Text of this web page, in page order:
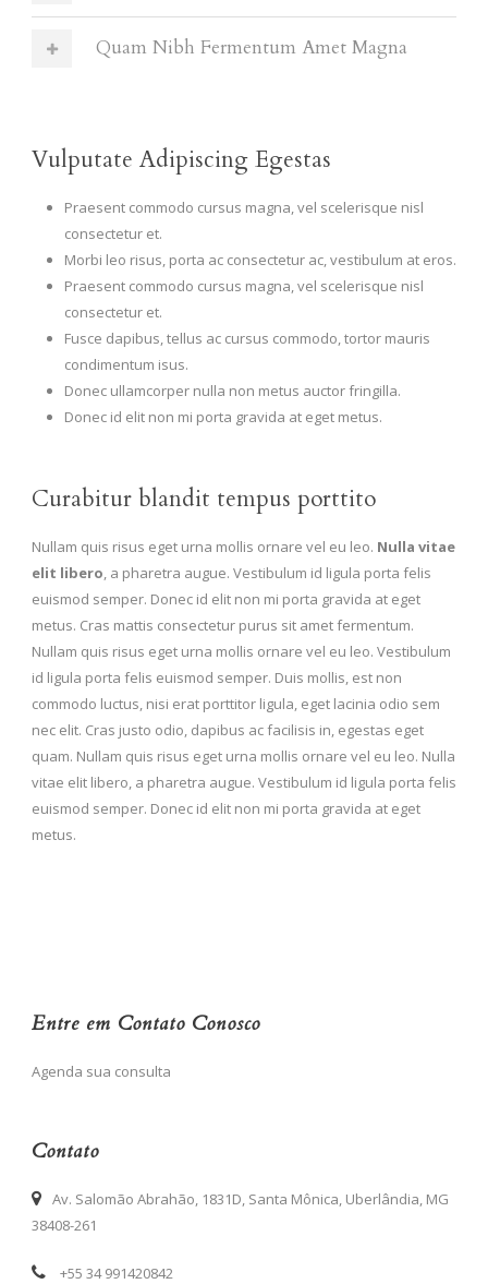
Quam Nibh Fermentum Amet Magna
Vulputate Adipiscing Egestas
Praesent commodo cursus magna, vel scelerisque nisl
consectetur et.
Morbi leo risus, porta ac consectetur ac, vestibulum at eros.
Praesent commodo cursus magna, vel scelerisque nisl
consectetur et.
Fusce dapibus, tellus ac cursus commodo, tortor mauris
condimentum isus.
Donec ullamcorper nulla non metus auctor fringilla.
Donec id elit non mi porta gravida at eget metus.
Curabitur blandit tempus porttito
Nullam quis risus eget urna mollis ornare vel eu leo. Nulla vitae
elit libero, a pharetra augue. Vestibulum id ligula porta felis
euismod semper. Donec id elit non mi porta gravida at eget
metus. Cras mattis consectetur purus sit amet fermentum.
Nullam quis risus eget urna mollis ornare vel eu leo. Vestibulum
id ligula porta felis euismod semper. Duis mollis, est non
commodo luctus, nisi erat porttitor ligula, eget lacinia odio sem
nec elit. Cras justo odio, dapibus ac facilisis in, egestas eget
quam. Nullam quis risus eget urna mollis ornare vel eu leo. Nulla
vitae elit libero, a pharetra augue. Vestibulum id ligula porta felis
euismod semper. Donec id elit non mi porta gravida at eget
metus.
Entre em Contato Conosco
Agenda sua consulta
Contato
Av. Salomão Abrahão, 1831D, Santa Mônica, Uberlândia, MG
38408-261
+55 34 991420842